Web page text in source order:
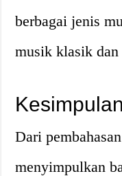
berbagai jenis
musik klasik dan
Dari
menyimpulkan